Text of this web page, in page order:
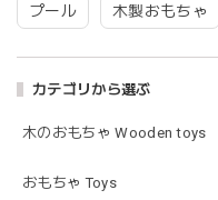
プール 木製おもちゃ
カテゴリから選ぶ
木のおもちゃ Wooden toys
おもちゃ Toys
2026/02/21